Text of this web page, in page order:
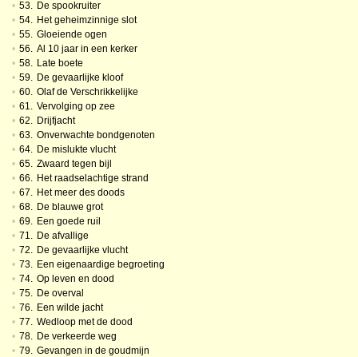
• 53. De spookruiter
• 54. Het geheimzinnige slot
• 55. Gloeiende ogen
• 56. Al 10 jaar in een kerker
• 58. Late boete
• 59. De gevaarlijke kloof
• 60. Olaf de Verschrikkelijke
• 61. Vervolging op zee
• 62. Drijfjacht
• 63. Onverwachte bondgenoten
• 64. De mislukte vlucht
• 65. Zwaard tegen bijl
• 66. Het raadselachtige strand
• 67. Het meer des doods
• 68. De blauwe grot
• 69. Een goede ruil
• 71. De afvallige
• 72. De gevaarlijke vlucht
• 73. Een eigenaardige begroeting
• 74. Op leven en dood
• 75. De overval
• 76. Een wilde jacht
• 77. Wedloop met de dood
• 78. De verkeerde weg
• 79. Gevangen in de goudmijn